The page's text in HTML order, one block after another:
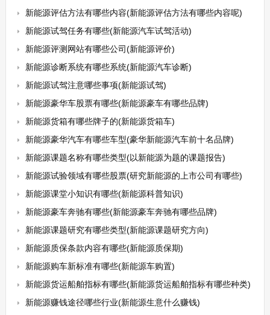
新能源评估方法有哪些内容(新能源评估方法有哪些内容呢)
新能源试驾任务有哪些(新能源汽车试驾活动)
新能源评测网站有哪些公司(新能源评价)
新能源诊断系统有哪些系统(新能源汽车诊断)
新能源试驾注意哪些事项(新能源试驾)
新能源豪华车股票有哪些(新能源豪车有哪些品牌)
新能源货箱有哪些牌子的(新能源货箱车)
新能源豪华汽车有哪些车型(豪华新能源汽车前十名品牌)
新能源课题名称有哪些类型(以新能源为题的课题报告)
新能源试验领域有哪些股票(研究新能源的上市公司有哪些)
新能源课堂小知识有哪些(新能源科普知识)
新能源豪车奔驰有哪些(新能源豪车奔驰有哪些品牌)
新能源课题研究有哪些类型(新能源课题研究方向)
新能源质保条款内容有哪些(新能源质保期)
新能源购车新标准有哪些(新能源车购置)
新能源货运船舶指标有哪些(新能源货运船舶指标有哪些种类)
新能源赚钱途径哪些行业(新能源生意什么赚钱)